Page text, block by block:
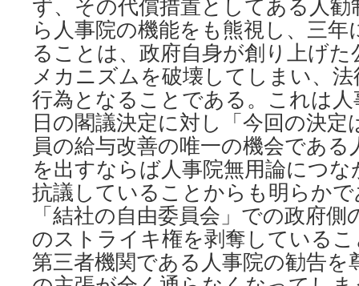
ず、その代償措置としてある人
ら人事院の機能をも熊視し、三
ることは、政府自身が創り上げ
メカニズムを破壊してしまい、
行為となることである。これは
日の閣議決定に対し「今回の決
員の給与改善の唯一の機会であ
を出すならば人事院無用論につ
抗議していることからも明らか
「結社の自由委員会」での政府
のストライキ権を剥奪している
第三者機関である人事院の勧告